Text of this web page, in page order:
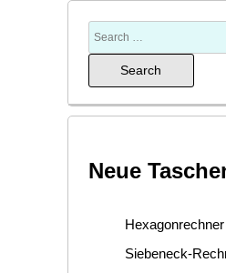
Neue
Hexagonrechner
Siebeneck-